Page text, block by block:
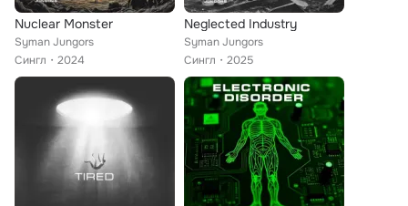
Nuclear Monster
Syman Jungors
Сингл
2024
Neglected Industry
Syman Jungors
Сингл
2025